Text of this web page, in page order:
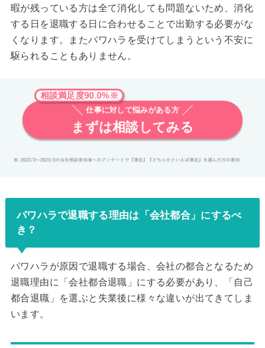
暇が残っている方は全て消化しても問題ないため、消化
する日を退職する日に合わせることで出勤する必要がな
くなります。またパワハラを受けてしまうという不安に
駆られることもありません。
相談満足度90.0%※
仕事に対して悩みがある方
まずは相談してみる
パワハラで退職する理由は「会社都合」にするべ
き？
パワハラが原因で退職する場合、会社の都合となるため
退職理由に「会社都合退職」にする必要があり、「自己
都合退職」を選ぶと失業後に様々な違いが出てきてしま
います。